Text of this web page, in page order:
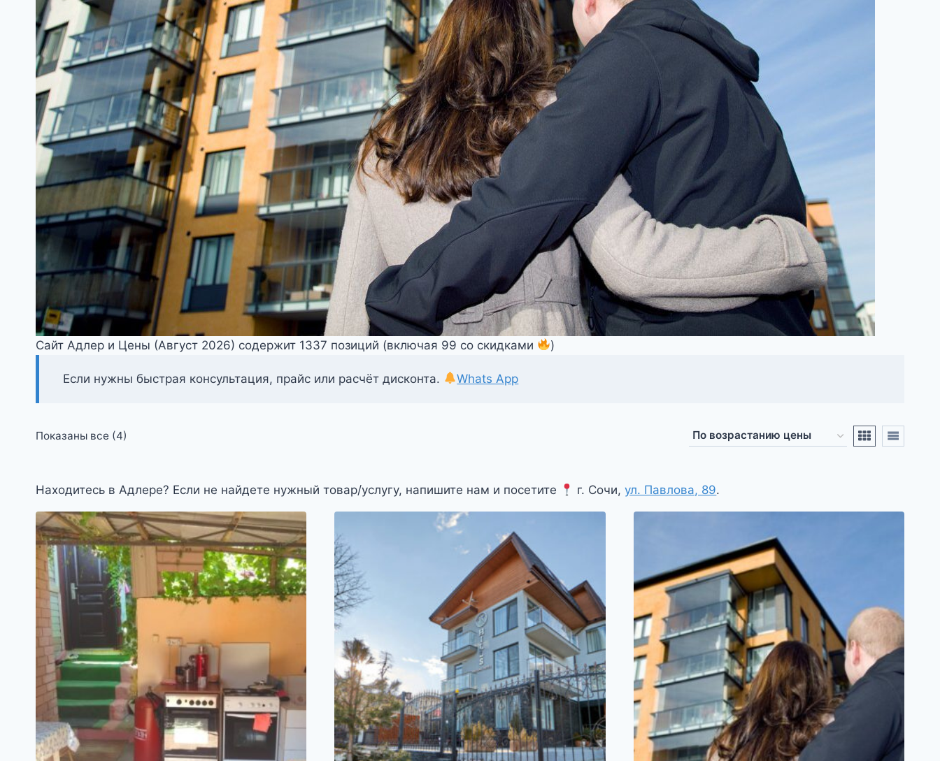
Сайт Адлер и Цены (Август 2026) содержит 1337 позиций (включая 99 со скидками )
Если нужны быстрая консультация, прайс или расчёт дисконта. Whats App
Показаны все (4)
Находитесь в Адлере? Если не найдете нужный товар/услугу, напишите нам и посетите г. Сочи,ул. Павлова, 89.